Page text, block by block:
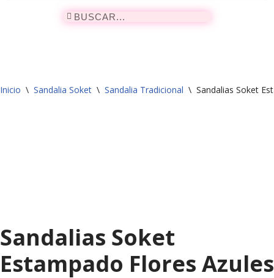
Inicio \ Sandalia Soket \ Sandalia Tradicional \ Sandalias Soket
Sandalias Soket
Estampado Flores Azules